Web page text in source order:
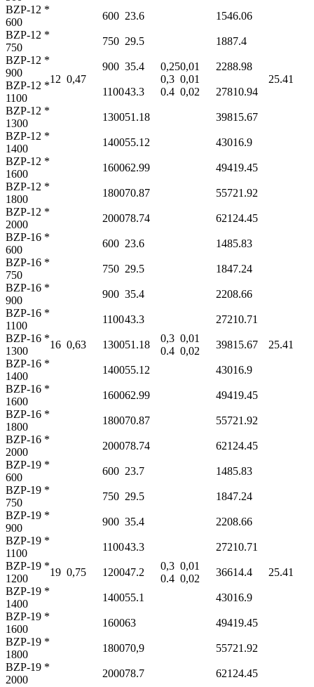
12 0,47
0,25
0,3
0.4
0,01
0,01
0,02
25.41
BZP-12 *
600
600 23.6 1546.06
BZP-12 *
750
750 29.5 1887.4
BZP-12 *
900
900 35.4 2288.98
BZP-12 *
1100
110043.3 27810.94
BZP-12 *
1300
130051.18 39815.67
BZP-12 *
1400
140055.12 43016.9
BZP-12 *
1600
160062.99 49419.45
BZP-12 *
1800
180070.87 55721.92
BZP-12 *
2000
200078.74 621 24.45
BZP-16 *
600
16 0,63
600 23.6
0,3
0.4
0,01
0,02
1485.83
25.41
BZP-16 *
750
750 29.5 1847.24
BZP-16 *
900
900 35.4 2208.66
BZP-16 *
1100
110043.3 27210.71
BZP-16 *
1300
130051.18 39815.67
BZP-16 *
1400
140055.12 43016.9
BZP-16 *
1600
160062.99 49419.45
BZP-16 *
1800
180070.87 55721.92
BZP-16 *
2000
200078.74 621 24.45
BZP-19 *
600
19 0,75
600 23.7
0,3
0.4
0,01
0,02
1485.83
25.41
BZP-19 *
750
750 29.5 1847.24
BZP-19 *
900
900 35.4 2208.66
BZP-19 *
1100
110043.3 27210.71
BZP-19 *
1200
120047.2 36614.4
BZP-19 *
1400
140055.1 43016.9
BZP-19 *
1600
160063 49419.45
BZP-19 *
1800
180070,9 55721.92
BZP-19 *
2000
200078.7 621 24.45